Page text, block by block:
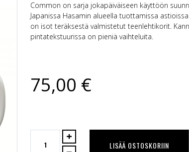
Common on sarja jokapäiväiseen käyttöön
Japanissa Hasamin alueella tuottamissa
on isot teräksestä valmistetut teenlehtikorit.
pintatekstuurissa on pieniä vaihteluita.
75,00 €
LISÄÄ OSTOSKORIIN